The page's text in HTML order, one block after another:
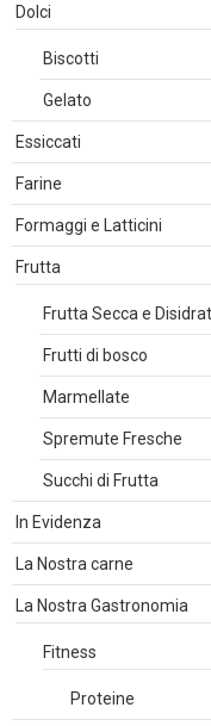
Dolci
Biscotti
Gelato
Essiccati
Farine
Formaggi e Latticini
Frutta
Frutta Secca e
Frutti di bosco
Marmellate
Spremute Fresche
Succhi di Frutta
In Evidenza
La Nostra carne
La Nostra Gastronomia
Fitness
Proteine